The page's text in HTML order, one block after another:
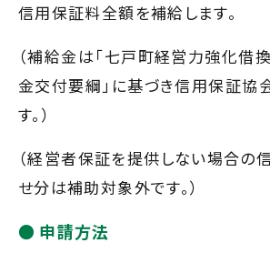
信用保証料全額を補給します。
（補給金は「七戸町経営力強化借
金交付要綱」に基づき信用保証協
す。）
（経営者保証を提供しない場合の
せ分は補助対象外です。）
申請方法